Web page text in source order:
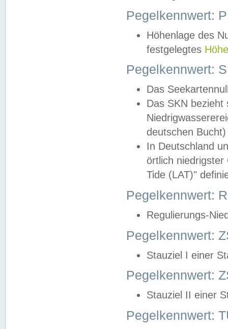
Pegelkennwert:
Höhenlage des
festgelegtes
Pegelkennwert:
Das
Das SKN
deutschen
In Deutschland
örtlich
Tide (LAT)"
Pegelkennwert:
Regulierungs-
Pegelkennwert:
Stauziel I einer
Pegelkennwert:
Stauziel II einer
Pegelkennwert: